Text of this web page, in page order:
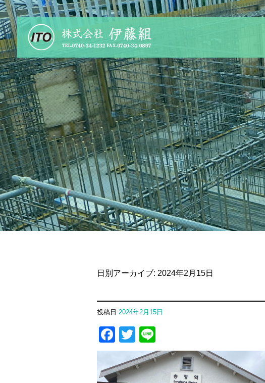
日別アーカイブ: 2024年2月15日
投稿日 2024年2月15日
Facebook
Twitter